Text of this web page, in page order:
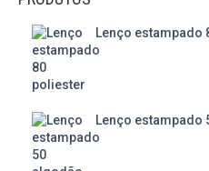
Lenço estampado
Lenço estampado